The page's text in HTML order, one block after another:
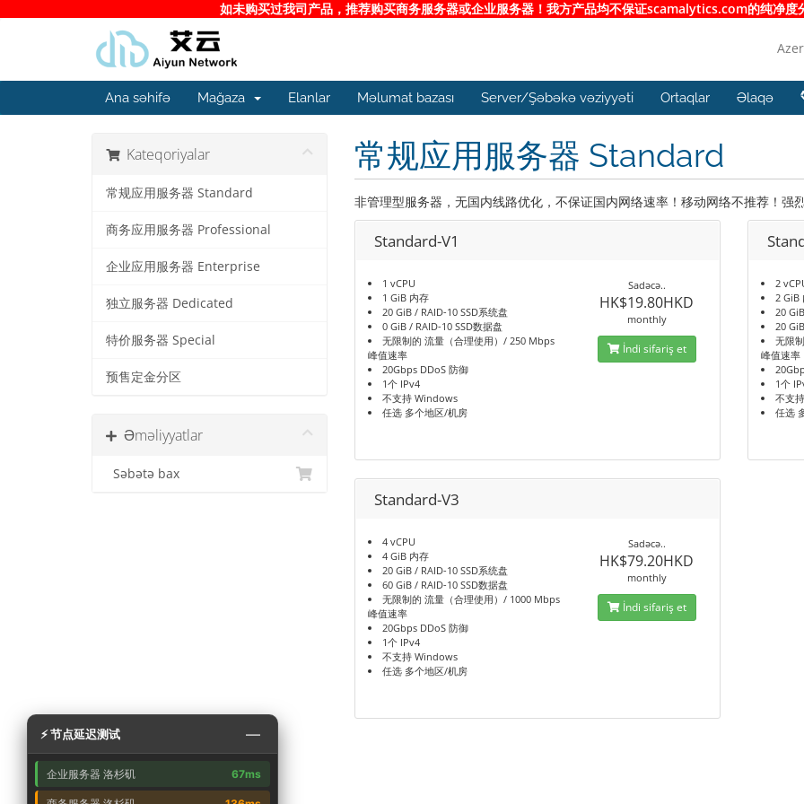
如未购买过我司产品，推荐购买商务服务器或企业服务器！我方产品均不保证scamalytics.com的纯净度
Ana səhifə Mağaza Elanlar Məlumat bazası Server/Şəbəkə vəziyyəti Ortaqlar Əlaqə
Kateqoriyalar
常规应用服务器 Standard
商务应用服务器 Professional
企业应用服务器 Enterprise
独立服务器 Dedicated
特价服务器 Special
预售定金分区
Əməliyyatlar
Səbətə bax
常规应用服务器 Standard
非管理型服务器，无国内线路优化，不保证国内网络速率！移动网络不推荐！强
Standard-V1
1 vCPU
1 GiB 内存
20 GiB / RAID-10 SSD系统盘
0 GiB / RAID-10 SSD数据盘
无限制的 流量（合理使用）/ 250 Mbps
峰值速率
20Gbps DDoS 防御
1个 IPv4
不支持 Windows
任选 多个地区/机房
Sadəcə..
HK$19.80HKD
monthly
İndi sifariş et
2
2 GiB
20
20
无限
峰值速率
1个
不支
任选
Standard-V3
4 vCPU
4 GiB 内存
20 GiB / RAID-10 SSD系统盘
60 GiB / RAID-10 SSD数据盘
无限制的 流量（合理使用）/ 1000 Mbps
峰值速率
20Gbps DDoS 防御
1个 IPv4
不支持 Windows
任选 多个地区/机房
Sadəcə..
HK$79.20HKD
monthly
İndi sifariş et
⚡ 节点延迟测试 —
企业服务器 洛杉矶 67ms